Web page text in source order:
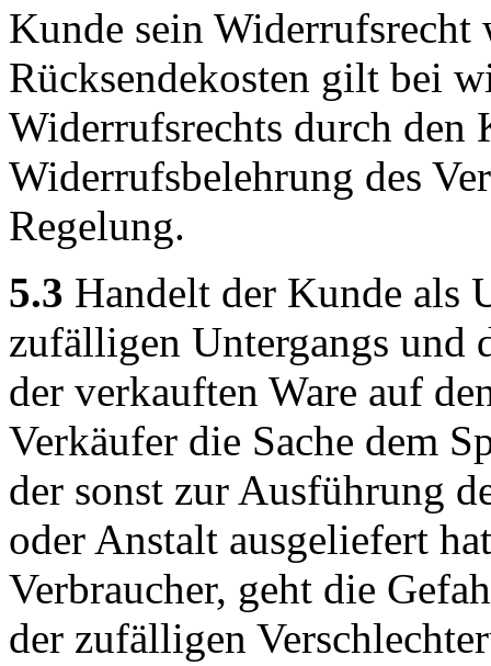
Kunde sein Widerrufsrecht
Rücksendekosten gilt bei
Widerrufsrechts durch den
Widerrufsbelehrung des
Regelung.
5.3 Handelt der Kunde als
zufälligen Untergangs und
der verkauften Ware auf
Verkäufer die Sache dem
der sonst zur Ausführung
oder Anstalt ausgeliefert
Verbraucher, geht die
der zufälligen